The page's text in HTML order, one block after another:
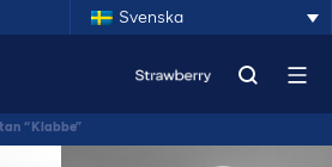
Svenska
“Klabbe”